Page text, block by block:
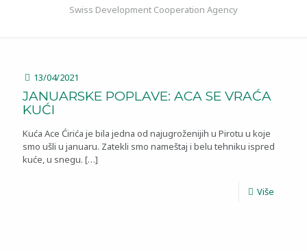
Swiss Development Cooperation Agency
13/04/2021
JANUARSKE POPLAVE: ACA SE VRAĆA
KUĆI
Kuća Ace Ćirića je bila jedna od najugroženijih u Pirotu u koje
smo ušli u januaru. Zatekli smo nameštaj i belu tehniku ispred
kuće, u snegu. […]
Više